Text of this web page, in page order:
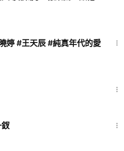
婷 #王天辰 #純真年代的愛